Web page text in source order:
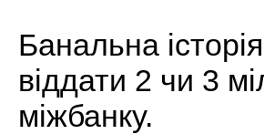
Банальна
віддати 2 чи 3
міжбанку.